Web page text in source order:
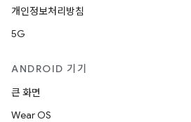
개인정보처리방침
5G
ANDROID 기기
큰 화면
Wear OS